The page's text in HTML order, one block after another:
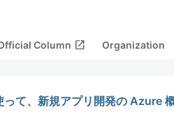
Column open_in_new Organization
て、新規アプリ開発の Azure